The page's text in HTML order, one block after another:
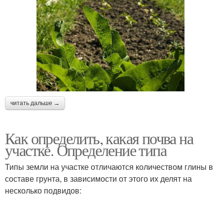
читать дальше →
Как определить, какая почва на
участке. Определение типа
Типы земли на участке отличаются количеством глины в
составе грунта, в зависимости от этого их делят на
несколько подвидов: